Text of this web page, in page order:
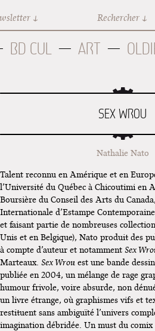
Rechercher
BD CUL ART
SEX WROU
Nathalie Nato
Talent reconnu en Amérique et en
l’Université du Québec à Chicoutimi en
Boursière du Conseil des Arts du
Internationale d’Estampe
et faisant partie de nombreuses
Unis et en Belgique), Nato produit des
à compte d’auteur et notammentSex
Marteaux.Sex Wrou est une bande
publiée en 2004, un mélange de rage
humour frivole, voire absurde, non
un livre étrange, où graphismes vifs et
restituent sans ambiguïté l’univers
imagination débridée. Un must du comix